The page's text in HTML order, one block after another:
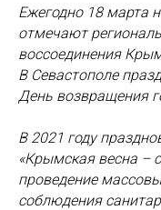
Ежегодно 18 марта
отмечают
воссоединения
В Севастополе
День возвращения
В 2021 году
«Крымская весна –
проведение
соблюдения